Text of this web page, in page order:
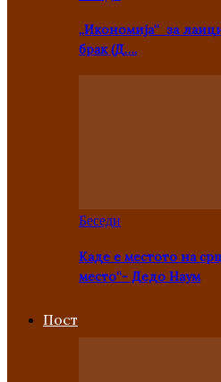
„Икономија“ за
брак (Д….
Беседи
Каде е местото на
место“- Дедо Наум
Пост